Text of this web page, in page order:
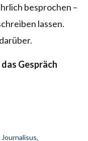
besprochen –
lassen.
Gespräch
Journalisus,